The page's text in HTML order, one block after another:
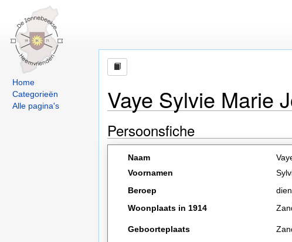
Home
Categorieën
Alle pagina's
Vaye Sylvie Marie
Persoonsfiche
Naam
Voornamen
Beroep
Woonplaats in 1914
Geboorteplaats